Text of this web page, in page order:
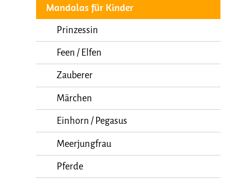
Mandalas für Kinder
Prinzessin
Feen / Elfen
Zauberer
Märchen
Einhorn / Pegasus
Meerjungfrau
Pferde